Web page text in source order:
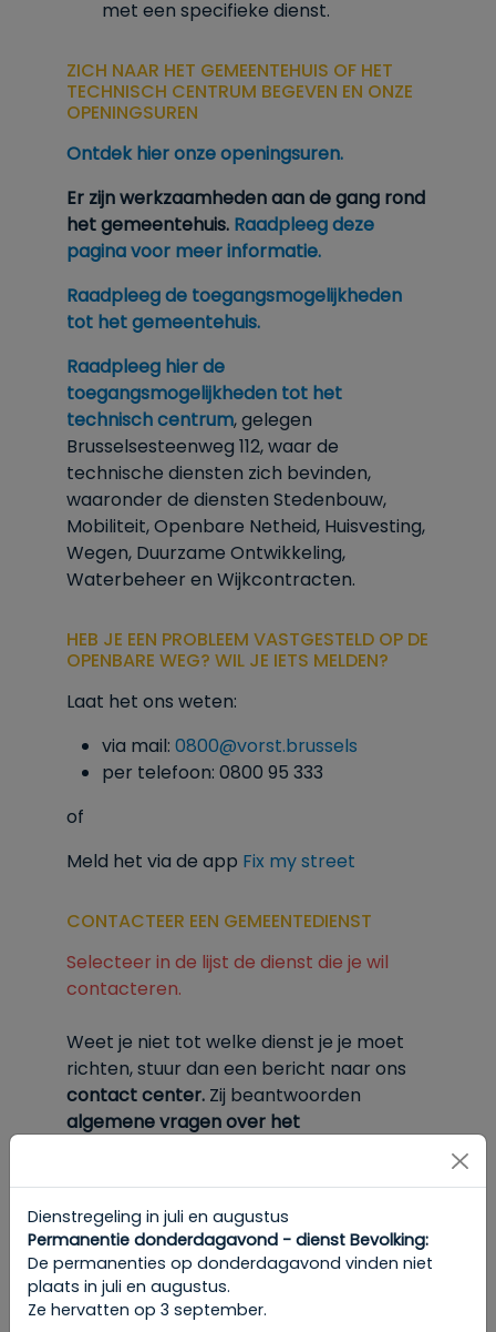
met een specifieke dienst.
ZICH NAAR HET GEMEENTEHUIS OF HET
TECHNISCH CENTRUM BEGEVEN EN ONZE
OPENINGSUREN
Ontdek hier onze openingsuren.
Er zijn werkzaamheden aan de gang rond
het gemeentehuis. Raadpleeg deze
pagina voor meer informatie.
Raadpleeg de toegangsmogelijkheden
tot het gemeentehuis.
Raadpleeg hier de
toegangsmogelijkheden tot het
technisch centrum, gelegen
Brusselsesteenweg 112, waar de
technische diensten zich bevinden,
waaronder de diensten Stedenbouw,
Mobiliteit, Openbare Netheid, Huisvesting,
Wegen, Duurzame Ontwikkeling,
Waterbeheer en Wijkcontracten.
HEB JE EEN PROBLEEM VASTGESTELD OP DE
OPENBARE WEG? WIL JE IETS MELDEN?
Laat het ons weten:
via mail: 0800@vorst.brussels
per telefoon: 0800 95 333
of
Meld het via de app Fix my street
CONTACTEER EEN GEMEENTEDIENST
Selecteer in de lijst de dienst die je wil
contacteren.
Weet je niet tot welke dienst je je moet
richten, stuur dan een bericht naar ons
contact center. Zij beantwoorden
algemene vragen over het
Om een afspraak te maken, raadpleeg
de gewenste rubriek in de
administratieve stappen.
Dienstregeling in juli en augustus
Permanentie donderdagavond - dienst Bevolking:
De permanenties op donderdagavond vinden niet
plaats in juli en augustus.
Ze hervatten op 3 september.